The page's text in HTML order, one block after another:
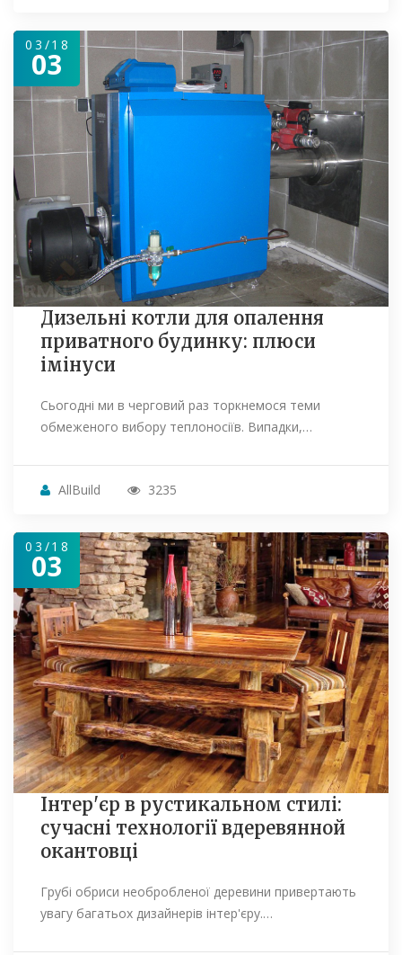
03/18
03
Дизельні котли для опалення
приватного будинку: плюси
імінуси
Сьогодні ми в черговий раз торкнемося теми
обмеженого вибору теплоносіїв. Випадки,…
AllBuild 3235
03/18
03
Інтер'єр в рустикальном стилі:
сучасні технології вдеревянной
окантовці
Грубі обриси необробленої деревини привертають
увагу багатьох дизайнерів інтер'єру.…